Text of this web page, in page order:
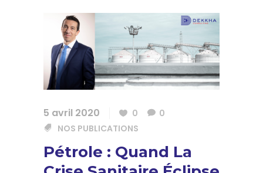
5 avril 2020 0
0
NOS PUBLICATIONS
Pétrole : Quand La